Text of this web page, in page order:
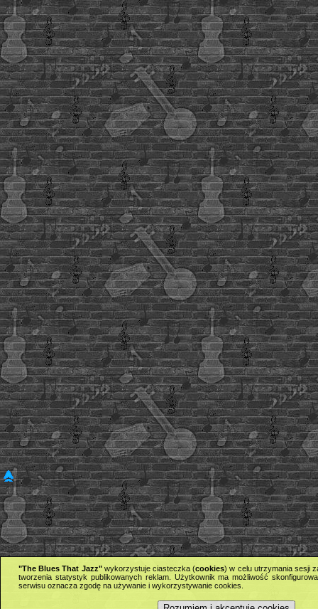
"The Blues That Jazz"wykorzystuje ciasteczka (cookies) w celu utrzymania sesji
tworzenia statystyk publikowanych reklam. Użytkownik ma możliwość
serwisu oznacza zgodę na używanie i wykorzystywanie cookies.